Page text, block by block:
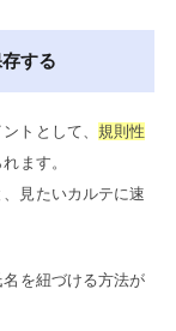
する
トとして、 規則性
ます。
見たいカルテに速
を紐づける方法が